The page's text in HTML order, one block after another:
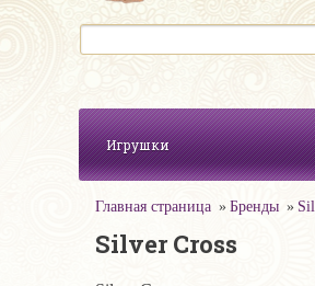
Игрушки
Главная страница Бренды
Silver Cross